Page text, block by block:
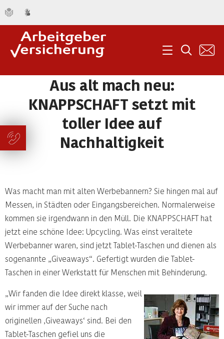
Menü Suche
Aus alt mach neu:
KNAPPSCHAFT setzt mit
toller Idee auf
Nachhaltigkeit
Was macht man mit alten Werbebannern? Sie hingen mal auf
Messen, in Städten oder Eingangsbereichen. Normalerweise
kommen sie irgendwann in den Müll. Die KNAPPSCHAFT hat
jetzt eine schöne Idee: Upcycling. Was einst veraltete
Werbebanner waren, sind jetzt Tablet-Taschen und dienen als
sogenannte „Giveaways“. Gefertigt wurden die Tablet-
Taschen in einer Werkstatt für Menschen mit Behinderung.
„Wir fanden die Idee direkt klasse, weil
wir immer auf der Suche nach
originellen ‚Giveaways‘ sind. Bei den
Tablet-Taschen gefiel uns die